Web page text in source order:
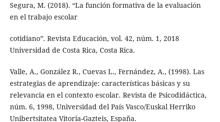
Segura, M. (2018). “La función formativa de la evaluación
en el trabajo escolar
cotidiano”. Revista Educación, vol. 42, núm. 1, 2018
Universidad de Costa Rica, Costa Rica.
Valle, A., González R., Cuevas L., Fernández, A., (1998). Las
estrategias de aprendizaje: características básicas y su
relevancia en el contexto escolar. Revista de Psicodidáctica,
núm. 6, 1998, Universidad del País Vasco/Euskal Herriko
Unibertsitatea Vitoria-Gazteis, España.